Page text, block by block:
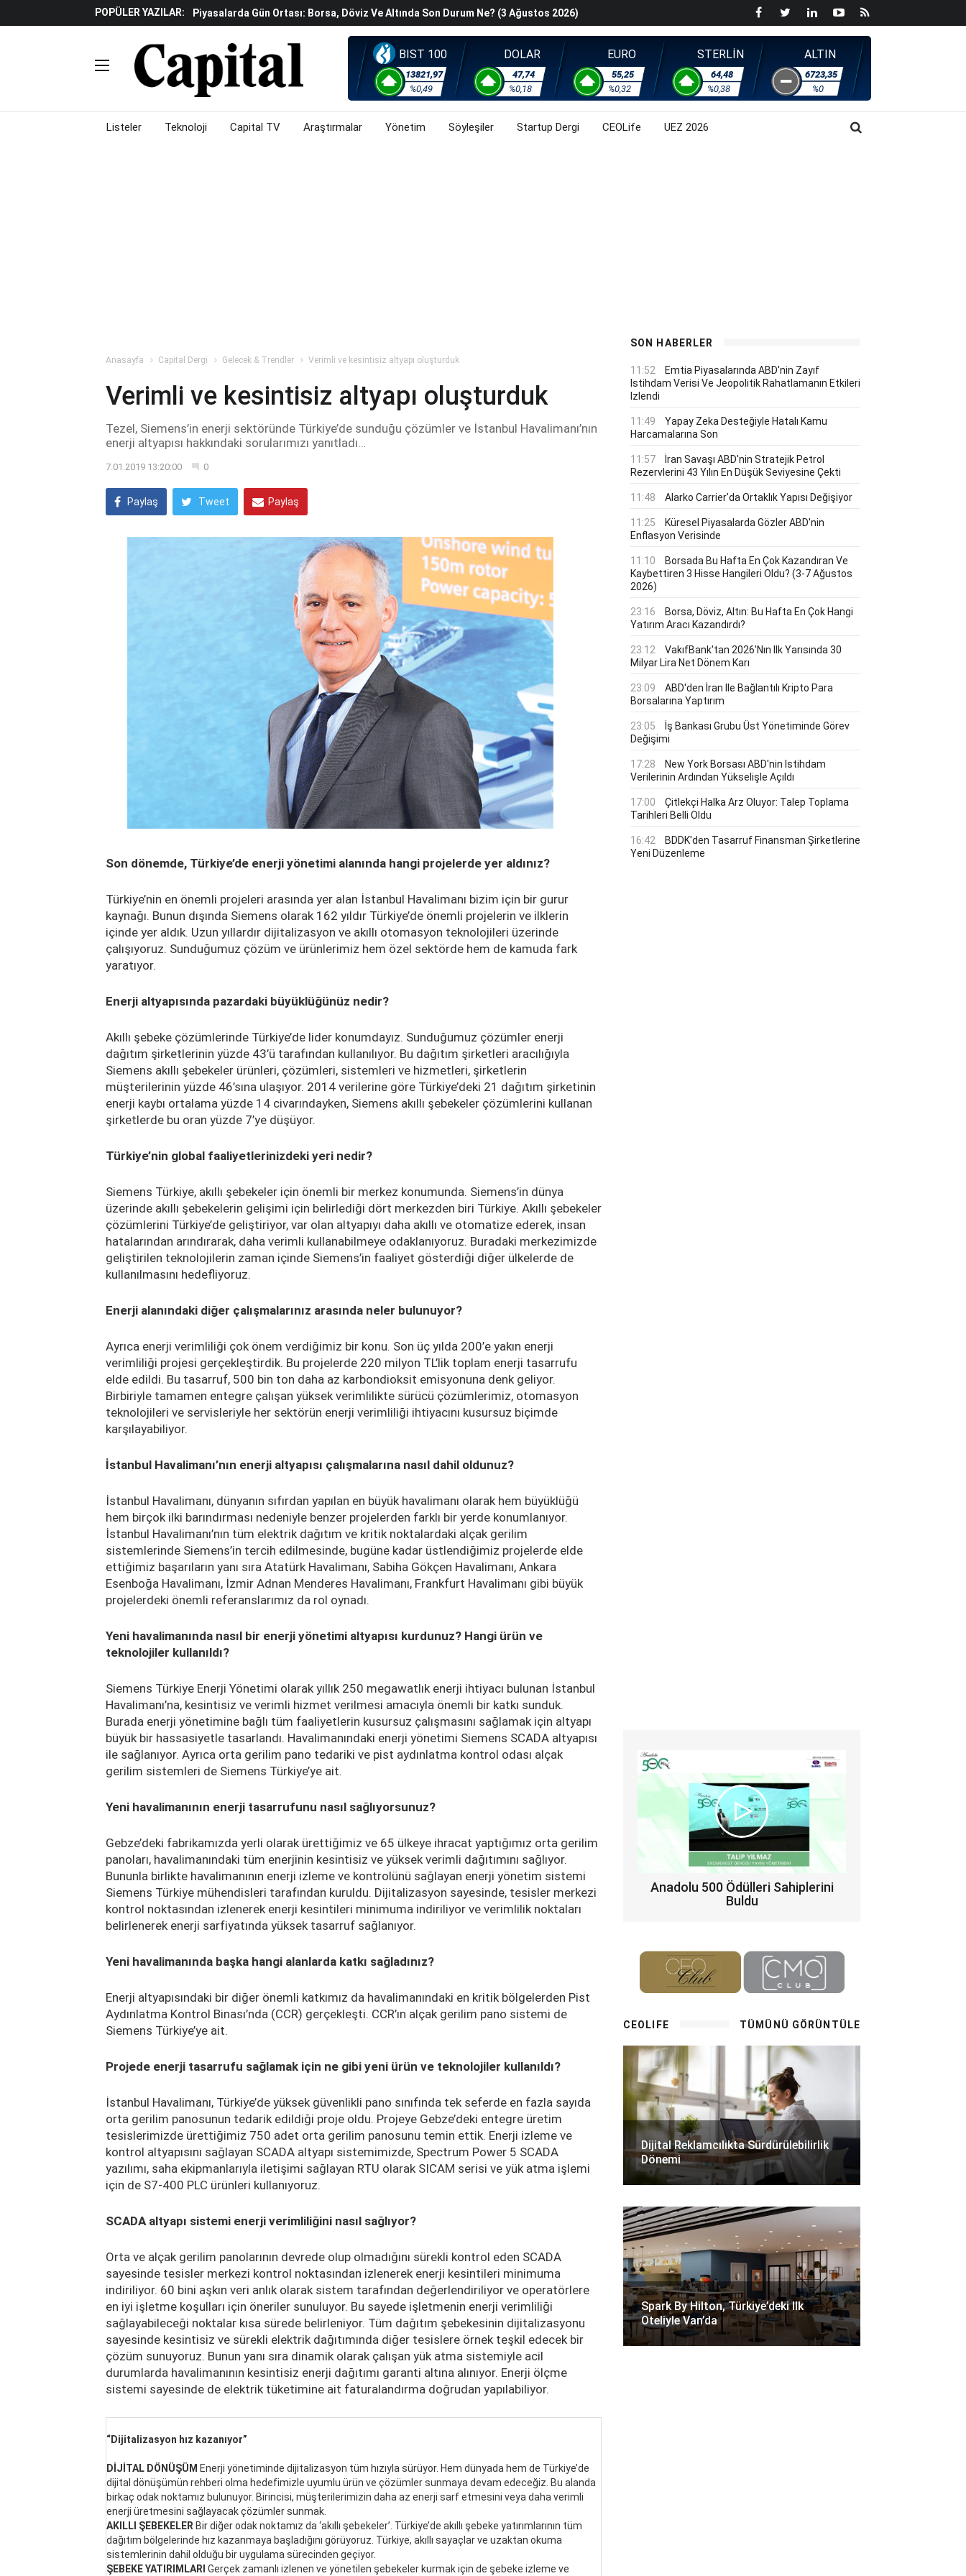
POPÜLER YAZILAR:
Piyasalarda Gün Ortası: Borsa, Döviz Ve Altında Son Durum Ne? (3 Ağustos 2026)
TCMB Dijital Türk Lirası Projesinde Yeni Aşamaya Geçti
Küresel Piyasalarda "yüksek Değerleme" Endişeleri Orta Doğu Iyimserliklerini
Gölgeliyor
Fed Ve ABD Verileri Emtia Piyasalarında Oynaklığı Artırdı
Çalışma Alanları Konser Sahnesine Dönüşüyor
BIST 100
13821,97
%0,49
DOLAR
47,74
%0,18
EURO
55,25
%0,32
STERLİN
64,48
%0,38
ALTIN
6723,35
%0
Listeler Teknoloji Capital TV Araştırmalar Yönetim Söyleşiler Startup Dergi CEOLife UEZ 2026
Anasayfa Capital Dergi Gelecek & Trendler Verimli ve kesintisiz altyapı oluşturduk
Verimli ve kesintisiz altyapı oluşturduk
Tezel, Siemens’in enerji sektöründe Türkiye’de sunduğu çözümler ve İstanbul Havalimanı’nın
enerji altyapısı hakkındaki sorularımızı yanıtladı…
7.01.2019 13:20:00 0
Paylaş Tweet Paylaş
Son dönemde, Türkiye’de enerji yönetimi alanında hangi projelerde yer aldınız?
Türkiye’nin en önemli projeleri arasında yer alan İstanbul Havalimanı bizim için bir gurur
kaynağı. Bunun dışında Siemens olarak 162 yıldır Türkiye’de önemli projelerin ve ilklerin
içinde yer aldık. Uzun yıllardır dijitalizasyon ve akıllı otomasyon teknolojileri üzerinde
çalışıyoruz. Sunduğumuz çözüm ve ürünlerimiz hem özel sektörde hem de kamuda fark
yaratıyor.
Enerji altyapısında pazardaki büyüklüğünüz nedir?
Akıllı şebeke çözümlerinde Türkiye’de lider konumdayız. Sunduğumuz çözümler enerji
dağıtım şirketlerinin yüzde 43’ü tarafından kullanılıyor. Bu dağıtım şirketleri aracılığıyla
Siemens akıllı şebekeler ürünleri, çözümleri, sistemleri ve hizmetleri, şirketlerin
müşterilerinin yüzde 46’sına ulaşıyor. 2014 verilerine göre Türkiye’deki 21 dağıtım şirketinin
enerji kaybı ortalama yüzde 14 civarındayken, Siemens akıllı şebekeler çözümlerini kullanan
şirketlerde bu oran yüzde 7’ye düşüyor.
Türkiye’nin global faaliyetlerinizdeki yeri nedir?
Siemens Türkiye, akıllı şebekeler için önemli bir merkez konumunda. Siemens’in dünya
üzerinde akıllı şebekelerin gelişimi için belirlediği dört merkezden biri Türkiye. Akıllı şebekeler
çözümlerini Türkiye’de geliştiriyor, var olan altyapıyı daha akıllı ve otomatize ederek, insan
hatalarından arındırarak, daha verimli kullanabilmeye odaklanıyoruz. Buradaki merkezimizde
geliştirilen teknolojilerin zaman içinde Siemens’in faaliyet gösterdiği diğer ülkelerde de
kullanılmasını hedefliyoruz.
Enerji alanındaki diğer çalışmalarınız arasında neler bulunuyor?
Ayrıca enerji verimliliği çok önem verdiğimiz bir konu. Son üç yılda 200’e yakın enerji
verimliliği projesi gerçekleştirdik. Bu projelerde 220 milyon TL’lik toplam enerji tasarrufu
elde edildi. Bu tasarruf, 500 bin ton daha az karbondioksit emisyonuna denk geliyor.
Birbiriyle tamamen entegre çalışan yüksek verimlilikte sürücü çözümlerimiz, otomasyon
teknolojileri ve servisleriyle her sektörün enerji verimliliği ihtiyacını kusursuz biçimde
karşılayabiliyor.
İstanbul Havalimanı’nın enerji altyapısı çalışmalarına nasıl dahil oldunuz?
İstanbul Havalimanı, dünyanın sıfırdan yapılan en büyük havalimanı olarak hem büyüklüğü
hem birçok ilki barındırması nedeniyle benzer projelerden farklı bir yerde konumlanıyor.
İstanbul Havalimanı’nın tüm elektrik dağıtım ve kritik noktalardaki alçak gerilim
sistemlerinde Siemens’in tercih edilmesinde, bugüne kadar üstlendiğimiz projelerde elde
ettiğimiz başarıların yanı sıra Atatürk Havalimanı, Sabiha Gökçen Havalimanı, Ankara
Esenboğa Havalimanı, İzmir Adnan Menderes Havalimanı, Frankfurt Havalimanı gibi büyük
projelerdeki önemli referanslarımız da rol oynadı.
Yeni havalimanında nasıl bir enerji yönetimi altyapısı kurdunuz? Hangi ürün ve
teknolojiler kullanıldı?
Siemens Türkiye Enerji Yönetimi olarak yıllık 250 megawatlık enerji ihtiyacı bulunan İstanbul
Havalimanı’na, kesintisiz ve verimli hizmet verilmesi amacıyla önemli bir katkı sunduk.
Burada enerji yönetimine bağlı tüm faaliyetlerin kusursuz çalışmasını sağlamak için altyapı
büyük bir hassasiyetle tasarlandı. Havalimanındaki enerji yönetimi Siemens SCADA altyapısı
ile sağlanıyor. Ayrıca orta gerilim pano tedariki ve pist aydınlatma kontrol odası alçak
gerilim sistemleri de Siemens Türkiye’ye ait.
Yeni havalimanının enerji tasarrufunu nasıl sağlıyorsunuz?
Gebze’deki fabrikamızda yerli olarak ürettiğimiz ve 65 ülkeye ihracat yaptığımız orta gerilim
panoları, havalimanındaki tüm enerjinin kesintisiz ve yüksek verimli dağıtımını sağlıyor.
Bununla birlikte havalimanının enerji izleme ve kontrolünü sağlayan enerji yönetim sistemi
Siemens Türkiye mühendisleri tarafından kuruldu. Dijitalizasyon sayesinde, tesisler merkezi
kontrol noktasından izlenerek enerji kesintileri minimuma indiriliyor ve verimlilik noktaları
belirlenerek enerji sarfiyatında yüksek tasarruf sağlanıyor.
Yeni havalimanında başka hangi alanlarda katkı sağladınız?
Enerji altyapısındaki bir diğer önemli katkımız da havalimanındaki en kritik bölgelerden Pist
Aydınlatma Kontrol Binası’nda (CCR) gerçekleşti. CCR’ın alçak gerilim pano sistemi de
Siemens Türkiye’ye ait.
Projede enerji tasarrufu sağlamak için ne gibi yeni ürün ve teknolojiler kullanıldı?
İstanbul Havalimanı, Türkiye’de yüksek güvenlikli pano sınıfında tek seferde en fazla sayıda
orta gerilim panosunun tedarik edildiği proje oldu. Projeye Gebze’deki entegre üretim
tesislerimizde ürettiğimiz 750 adet orta gerilim panosunu temin ettik. Enerji izleme ve
kontrol altyapısını sağlayan SCADA altyapı sistemimizde, Spectrum Power 5 SCADA
yazılımı, saha ekipmanlarıyla iletişimi sağlayan RTU olarak SICAM serisi ve yük atma işlemi
için de S7-400 PLC ürünleri kullanıyoruz.
SCADA altyapı sistemi enerji verimliliğini nasıl sağlıyor?
Orta ve alçak gerilim panolarının devrede olup olmadığını sürekli kontrol eden SCADA
sayesinde tesisler merkezi kontrol noktasından izlenerek enerji kesintileri minimuma
indiriliyor. 60 bini aşkın veri anlık olarak sistem tarafından değerlendiriliyor ve operatörlere
en iyi işletme koşulları için öneriler sunuluyor. Bu sayede işletmenin enerji verimliliği
sağlayabileceği noktalar kısa sürede belirleniyor. Tüm dağıtım şebekesinin dijitalizasyonu
sayesinde kesintisiz ve sürekli elektrik dağıtımında diğer tesislere örnek teşkil edecek bir
çözüm sunuyoruz. Bunun yanı sıra dinamik olarak çalışan yük atma sistemiyle acil
durumlarda havalimanının kesintisiz enerji dağıtımı garanti altına alınıyor. Enerji ölçme
sistemi sayesinde de elektrik tüketimine ait faturalandırma doğrudan yapılabiliyor.
“Dijitalizasyon hız kazanıyor”
DİJİTAL DÖNÜŞÜM Enerji yönetiminde dijitalizasyon tüm hızıyla sürüyor. Hem dünyada hem de Türkiye’de
dijital dönüşümün rehberi olma hedefimizle uyumlu ürün ve çözümler sunmaya devam edeceğiz. Bu alanda
birkaç odak noktamız bulunuyor. Birincisi, müşterilerimizin daha az enerji sarf etmesini veya daha verimli
enerji üretmesini sağlayacak çözümler sunmak.
AKILLI ŞEBEKELER Bir diğer odak noktamız da ‘akıllı şebekeler’. Türkiye’de akıllı şebeke yatırımlarının tüm
dağıtım bölgelerinde hız kazanmaya başladığını görüyoruz. Türkiye, akıllı sayaçlar ve uzaktan okuma
sistemlerinin dahil olduğu bir uygulama sürecinden geçiyor.
ŞEBEKE YATIRIMLARI Gerçek zamanlı izlenen ve yönetilen şebekeler kurmak için de şebeke izleme ve
SON HABERLER
11:52
Emtia Piyasalarında ABD'nin Zayıf
Istihdam Verisi Ve Jeopolitik Rahatlamanın Etkileri
Izlendi
11:49
Yapay Zeka Desteğiyle Hatalı Kamu
Harcamalarına Son
11:57
İran Savaşı ABD'nin Stratejik Petrol
Rezervlerini 43 Yılın En Düşük Seviyesine Çekti
11:48 Alarko Carrier'da Ortaklık Yapısı Değişiyor
11:25
Küresel Piyasalarda Gözler ABD'nin
Enflasyon Verisinde
11:10
Borsada Bu Hafta En Çok Kazandıran Ve
Kaybettiren 3 Hisse Hangileri Oldu? (3-7 Ağustos
2026)
23:16
Borsa, Döviz, Altın: Bu Hafta En Çok Hangi
Yatırım Aracı Kazandırdı?
23:12
VakıfBank'tan 2026'nın Ilk Yarısında 30
Milyar Lira Net Dönem Karı
23:09
ABD'den İran Ile Bağlantılı Kripto Para
Borsalarına Yaptırım
23:05
İş Bankası Grubu Üst Yönetiminde Görev
Değişimi
17:28
New York Borsası ABD'nin Istihdam
Verilerinin Ardından Yükselişle Açıldı
17:00
Çitlekçi Halka Arz Oluyor: Talep Toplama
Tarihleri Belli Oldu
16:42
BDDK'den Tasarruf Finansman Şirketlerine
Yeni Düzenleme
Anadolu 500 Ödülleri Sahiplerini
Buldu
CEOLIFE TÜMÜNÜ GÖRÜNTÜLE
Dijital Reklamcılıkta Sürdürülebilirlik
Dönemi
Spark By Hilton, Türkiye’deki Ilk
Oteliyle Van’da